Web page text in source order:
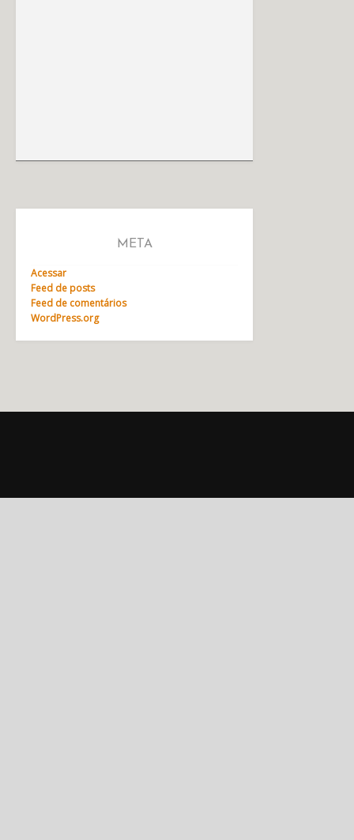
META
Acessar
Feed de posts
Feed de comentários
WordPress.org